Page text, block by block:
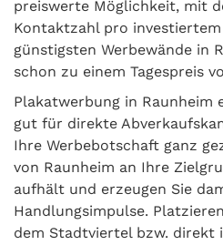
preiswerte Möglichkeit, mit
Kontaktzahl pro
günstigsten Werbewände in
schon zu einem Tagespreis
Plakatwerbung in Raunheim
gut für direkte
Ihre Werbebotschaft ganz
von Raunheim an Ihre
aufhält und erzeugen Sie
Handlungsimpulse.
dem Stadtviertel bzw. direkt